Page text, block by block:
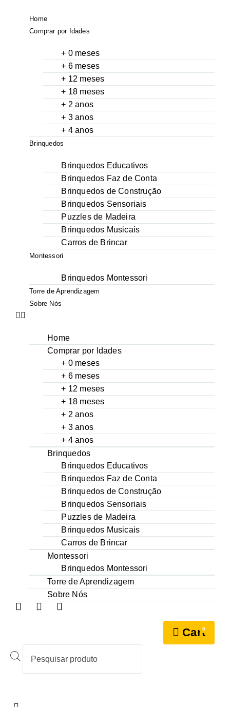
Home
Comprar por Idades
+ 0 meses
+ 6 meses
+ 12 meses
+ 18 meses
+ 2 anos
+ 3 anos
+ 4 anos
Brinquedos
Brinquedos Educativos
Brinquedos Faz de Conta
Brinquedos de Construção
Brinquedos Sensoriais
Puzzles de Madeira
Brinquedos Musicais
Carros de Brincar
Montessori
Brinquedos Montessori
Torre de Aprendizagem
Sobre Nós
Home
Comprar por Idades
+ 0 meses
+ 6 meses
+ 12 meses
+ 18 meses
+ 2 anos
+ 3 anos
+ 4 anos
Brinquedos
Brinquedos Educativos
Brinquedos Faz de Conta
Brinquedos de Construção
Brinquedos Sensoriais
Puzzles de Madeira
Brinquedos Musicais
Carros de Brincar
Montessori
Brinquedos Montessori
Torre de Aprendizagem
Sobre Nós
0
Cart
Products
search